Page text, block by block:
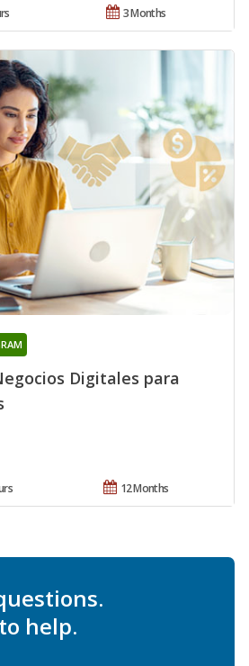
3 Months
Digitales para
12 Months
help.